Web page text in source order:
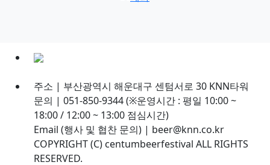
주소 | 부산광역시 해운대구 센텀서로 30 KNN타워
문의 | 051-850-9344 (※운영시간 : 평일 10:00 ~
18:00 / 12:00 ~ 13:00 점심시간)
Email (행사 및 협찬 문의) | beer@knn.co.kr
COPYRIGHT (C) centumbeerfestival ALL RIGHTS
RESERVED.